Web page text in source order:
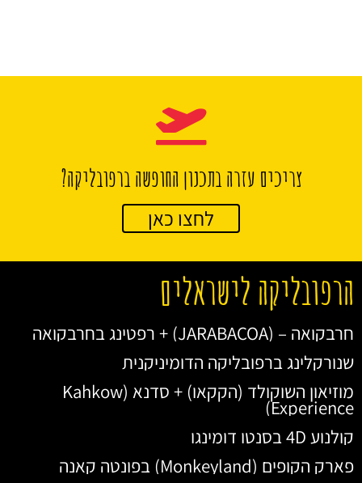
צריכים עזרה בתכנון החופשה ברפובליקה?
לחצו כאן
הרפובליקה לישראלים
חרבקואה – (JARABACOA) + רפטינג בחרבקואה
שנורקלינג ברפובליקה הדומיניקנית
מוזיאון השוקולד (הקקאו) + סדנא (Kahkow
Experience)
קולנוע 4D בסנטו דומינגו
פארק הקופים (Monkeyland) בפונטה קאנה